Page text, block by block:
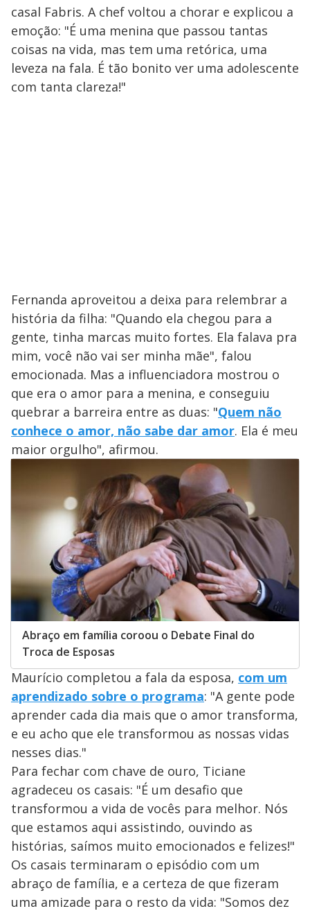
casal Fabris. A chef voltou a chorar e explicou a
emoção: "É uma menina que passou tantas
coisas na vida, mas tem uma retórica, uma
leveza na fala. É tão bonito ver uma adolescente
com tanta clareza!"
Fernanda aproveitou a deixa para relembrar a
história da filha: "Quando ela chegou para a
gente, tinha marcas muito fortes. Ela falava pra
mim, você não vai ser minha mãe", falou
emocionada. Mas a influenciadora mostrou o
que era o amor para a menina, e conseguiu
quebrar a barreira entre as duas: "Quem não
conhece o amor, não sabe dar amor. Ela é meu
maior orgulho", afirmou.
Abraço em família coroou o Debate Final do
Troca de Esposas
Maurício completou a fala da esposa, com um
aprendizado sobre o programa: "A gente pode
aprender cada dia mais que o amor transforma,
e eu acho que ele transformou as nossas vidas
nesses dias."
Para fechar com chave de ouro, Ticiane
agradeceu os casais: "É um desafio que
transformou a vida de vocês para melhor. Nós
que estamos aqui assistindo, ouvindo as
histórias, saímos muito emocionados e felizes!"
Os casais terminaram o episódio com um
abraço de família, e a certeza de que fizeram
uma amizade para o resto da vida: "Somos dez